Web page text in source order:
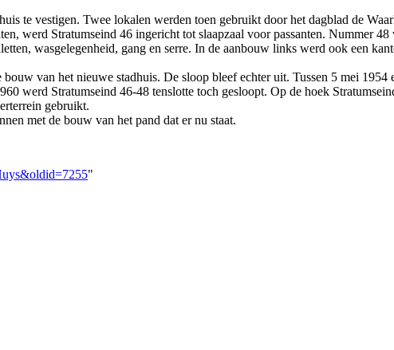
te vestigen. Twee lokalen werden toen gebruikt door het dagblad de
werd Stratumseind 46 ingericht tot slaapzaal voor passanten. Nummer
wasgelegenheid, gang en serre. In de aanbouw links werd ook een
van het nieuwe stadhuis. De sloop bleef echter uit. Tussen 5 mei
werd Stratumseind 46-48 tenslotte toch gesloopt. Op de hoek
gebruikt.
met de bouw van het pand dat er nu staat.
"